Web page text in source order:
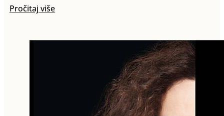
Pročitaj više